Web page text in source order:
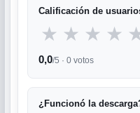
Calificación de
★ ★ ★ ★
0,0/5 · 0 votos
¿Funcionó la